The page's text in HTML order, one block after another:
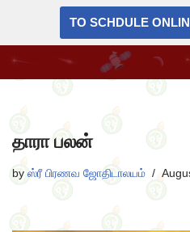
Skip
to
content
TO SCHDULE
தாரா பலன்
by ஸ்ரீ பிரணவ ஜோதிடாலயம்